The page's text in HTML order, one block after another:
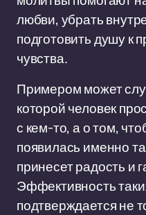
любви, убрать
подготовить душу к
чувства.
Примером может
которой человек
с кем-то, а о том,
появилась именно
принесет радость и
Эффективность
подтверждается не